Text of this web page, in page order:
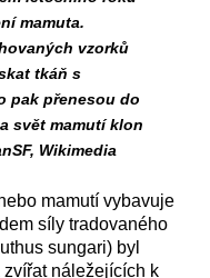
mamuta.
vzorků
tkáň s
pak přenesou do
svět mamutí klon
Wikimedia
mamutí vybavuje
síly tradovaného
sungari) byl
zvířat náležejících k